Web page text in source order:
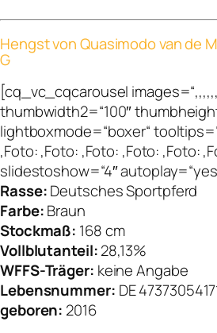
Hengst von Quasimodo van de
G
[cq_vc_cqcarousel
thumbwidth2=“100″
lightboxmode=“boxer“
,Foto: ,Foto: ,Foto: ,Foto: ,Foto:
slidestoshow=“4″
Rasse:Deutsches Sportpferd
Farbe:Braun
Stockmaß: 168 cm
Vollblutanteil:28,13%
WFFS-Träger: keine Angabe
Lebensnummer: DE
geboren: 2016